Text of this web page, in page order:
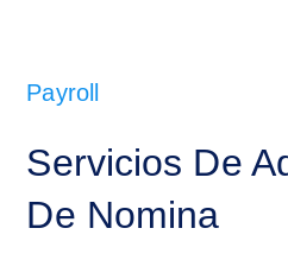
Payroll
Servicios De
De Nomina